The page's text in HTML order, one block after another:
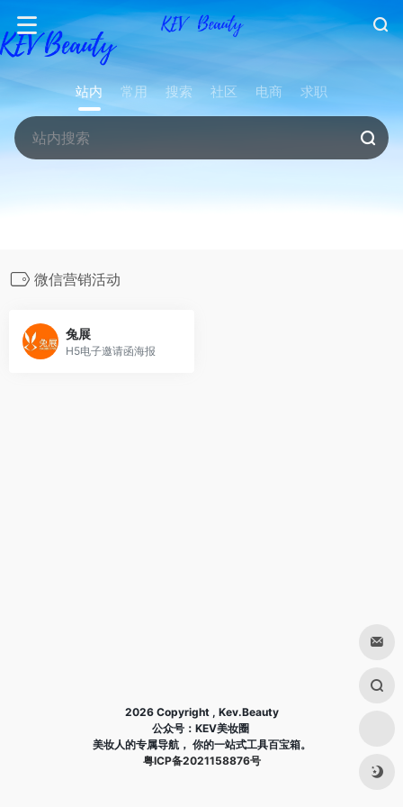
站内 常用 搜索 社区 电商 求职
微信营销活动
兔展
H5电子邀请函海报
2026 Copyright , Kev.Beauty
公众号：KEV美妆圈
美妆人的专属导航， 你的一站式工具百宝箱。
粤ICP备2021158876号